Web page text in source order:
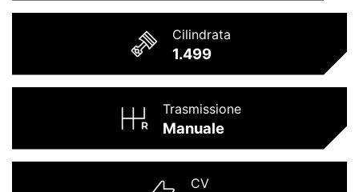
Cilindrata
1.499
Trasmissione
Manuale
CV